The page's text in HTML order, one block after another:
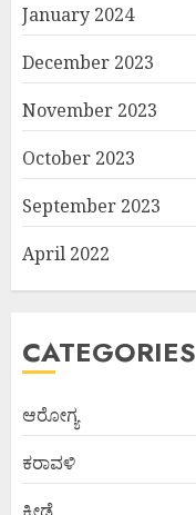
January 2024
December 2023
November 2023
October 2023
September 2023
April 2022
CATEGORIES
ಆರೋಗ್ಯ
ಕರಾವಳಿ